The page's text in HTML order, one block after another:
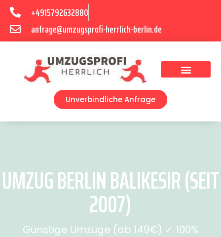
+4915792632880
anfrage@umzugsprofi-herrlich-berlin.de
Unverbindliche Anfrage
UMZUG BERLIN BALIKESIR (SEIT
2007)
Günstige Umzüge (ab 149€) ✓ 100%